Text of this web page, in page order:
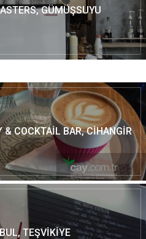
GÜMÜŞSUYU
& COCKTAIL BAR, CIHANGIR
TEŞVIKIYE